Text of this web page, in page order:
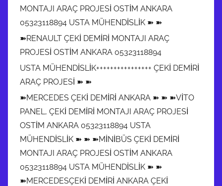
MONTAJI ARAÇ PROJESİ OSTİM ANKARA
05323118894 USTA MÜHENDİSLİK ➽ ➽
➽RENAULT ÇEKİ DEMİRİ MONTAJI ARAÇ
PROJESİ OSTİM ANKARA 05323118894
USTA MÜHENDİSLİK++++++++++++++++ ÇEKİ DEMİRİ
ARAÇ PROJESİ ➽ ➽
➽MERCEDES ÇEKİ DEMİRİ ANKARA ➽ ➽ ➽VİTO
PANEL, ÇEKİ DEMİRİ MONTAJI ARAÇ PROJESİ
OSTİM ANKARA 05323118894 USTA
MÜHENDİSLİK ➽ ➽ ➽MİNİBÜS ÇEKİ DEMİRİ
MONTAJI ARAÇ PROJESİ OSTİM ANKARA
05323118894 USTA MÜHENDİSLİK ➽ ➽
➽MERCEDESÇEKİ DEMİRİ ANKARA ÇEKİ